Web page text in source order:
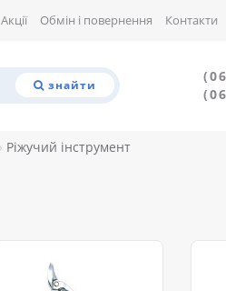
Акції Обмін і повернення Контакти
знайти
Ріжучий інструмент